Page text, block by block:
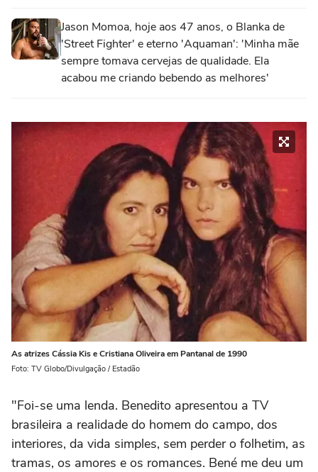
Jason Momoa, hoje aos 47 anos, o Blanka de
'Street Fighter' e eterno 'Aquaman': 'Minha mãe
sempre tomava cervejas de qualidade. Ela
acabou me criando bebendo as melhores'
As atrizes Cássia Kis e Cristiana Oliveira em Pantanal de 1990
Foto: TV Globo/Divulgação / Estadão
"Foi-se uma lenda. Benedito apresentou a TV
brasileira a realidade do homem do campo, dos
interiores, da vida simples, sem perder o folhetim, as
tramas, os amores e os romances. Bené me deu um